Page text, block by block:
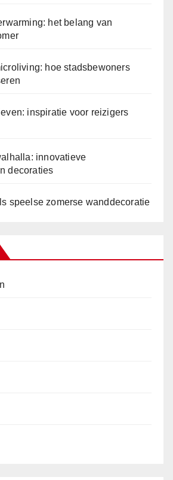
het belang van
hoe stadsbewoners
inspiratie voor reizigers
innovatieve
decoraties
speelse zomerse wanddecoratie